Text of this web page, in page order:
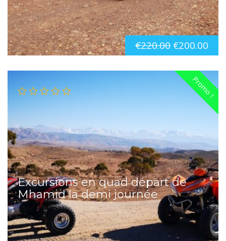
€220.00 €200.00
Promo !
Excursions en quad départ de
Mhamid la demi journée